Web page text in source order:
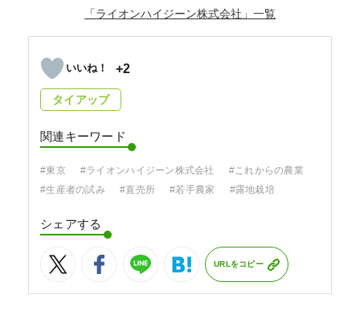
「ライオンハイジーン株式会社」
+2
タイアップ
関連キーワード
#東京 #ライオンハイジーン株式会社
#これからの農業
#生産者の試み
#直売所 #若手農家 #露地栽培
シェアする
URLをコピー